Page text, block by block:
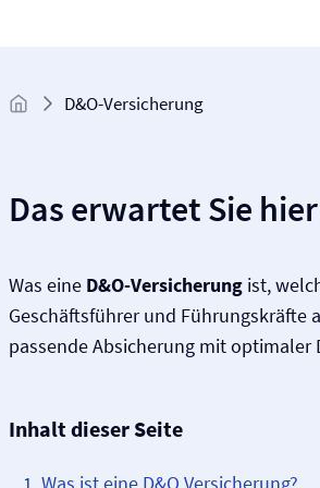
D&O-Versicherung
Das erwartet Sie hier
Was eine D&O-Versicherung ist,
Geschäftsführer und Führungskräfte
passende Absicherung mit optimaler
Inhalt dieser Seite